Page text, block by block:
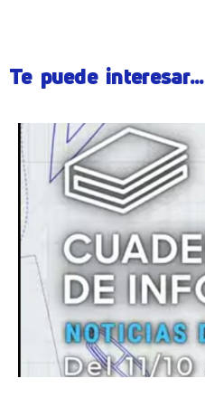
Te puede interesar...